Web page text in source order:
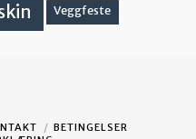
Veggfeste
BETINGELSER